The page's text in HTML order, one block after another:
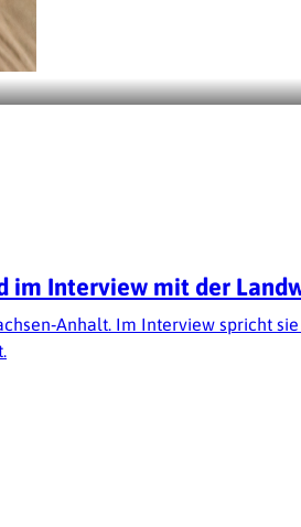
im Interview mit der
Im Interview spricht